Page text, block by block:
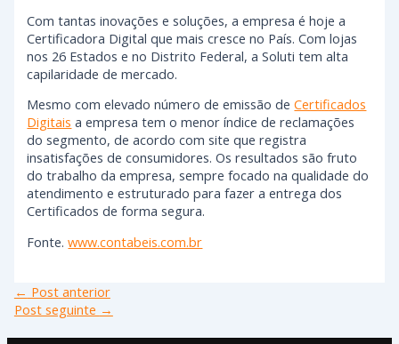
Com tantas inovações e soluções, a empresa é hoje a
Certificadora Digital que mais cresce no País. Com lojas
nos 26 Estados e no Distrito Federal, a Soluti tem alta
capilaridade de mercado.
Mesmo com elevado número de emissão deCertificados
Digitais a empresa tem o menor índice de reclamações
do segmento, de acordo com site que registra
insatisfações de consumidores. Os resultados são fruto
do trabalho da empresa, sempre focado na qualidade do
atendimento e estruturado para fazer a entrega dos
Certificados de forma segura.
Fonte.www.contabeis.com.br
← Post anterior
Post seguinte →